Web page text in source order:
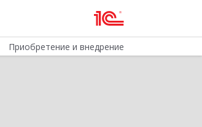
Приобретение и внедрение